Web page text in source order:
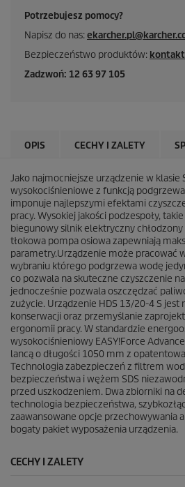
Potrzebujesz pomocy?
Napisz do nas:
Bezpieczeństwo produktów: kontakt
Zadzwoń: 12 63 97 105
OPIS CECHY I ZALETY
Jako najmocniejsze urządzenie w klasie
wysokociśnieniowe z funkcją
imponuje najlepszymi efektami
pracy. Wysokiej jakości podzespoły,
biegunowy silnik elektryczny
tłokowa pompa osiowa zapewniają
parametry.Urządzenie może pracować
wybraniu którego podgrzewa wodę
co pozwala na skuteczne czyszczenie
jednocześnie pozwala oszczędzać
zużycie. Urządzenie HDS 13/20-4 S jest
konserwacji oraz przemyślanie
ergonomii pracy. W standardzie
wysokociśnieniowy EASY!Force
lancą o długości 1050 mm z
Technologia zabezpieczeń z filtrem
bezpieczeństwa i wężem SDS
przed uszkodzeniem. Dwa zbiorniki na
technologia bezpieczeństwa,
zaawansowane opcje przechowywania
bogaty pakiet wyposażenia urządzenia.
CECHY I ZALETY